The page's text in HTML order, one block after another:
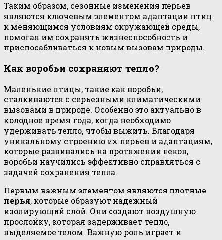
Таким образом, сезонные изменения перьев
являются ключевым элементом адаптации птиц
к меняющимся условиям окружающей среды,
помогая им сохранять жизнеспособность и
приспосабливаться к новым вызовам природы.
Как воробьи сохраняют тепло?
Маленькие птицы, такие как воробьи,
сталкиваются с серьезными климатическими
вызовами в природе. Особенно это актуально в
холодное время года, когда необходимо
удерживать тепло, чтобы выжить. Благодаря
уникальному строению их перьев и адаптациям,
которые развивались на протяжении веков,
воробьи научились эффективно справляться с
задачей сохранения тепла.
Первым важным элементом являются плотные
перья, которые образуют надежный
изолирующий слой. Они создают воздушную
прослойку, которая задерживает тепло,
выделяемое телом. Важную роль играет и